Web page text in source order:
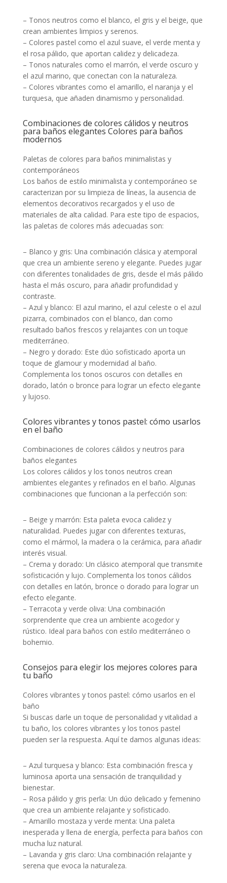
– Tonos neutros como el blanco, el gris y el beige, que
crean ambientes limpios y serenos.
– Colores pastel como el azul suave, el verde menta y
el rosa pálido, que aportan calidez y delicadeza.
– Tonos naturales como el marrón, el verde oscuro y
el azul marino, que conectan con la naturaleza.
– Colores vibrantes como el amarillo, el naranja y el
turquesa, que añaden dinamismo y personalidad.
Combinaciones de colores cálidos y neutros
para baños elegantes Colores para baños
modernos
Paletas de colores para baños minimalistas y
contemporáneos
Los baños de estilo minimalista y contemporáneo se
caracterizan por su limpieza de líneas, la ausencia de
elementos decorativos recargados y el uso de
materiales de alta calidad. Para este tipo de espacios,
las paletas de colores más adecuadas son:
– Blanco y gris: Una combinación clásica y atemporal
que crea un ambiente sereno y elegante. Puedes jugar
con diferentes tonalidades de gris, desde el más pálido
hasta el más oscuro, para añadir profundidad y
contraste.
– Azul y blanco: El azul marino, el azul celeste o el azul
pizarra, combinados con el blanco, dan como
resultado baños frescos y relajantes con un toque
mediterráneo.
– Negro y dorado: Este dúo sofisticado aporta un
toque de glamour y modernidad al baño.
Complementa los tonos oscuros con detalles en
dorado, latón o bronce para lograr un efecto elegante
y lujoso.
Colores vibrantes y tonos pastel: cómo usarlos
en el baño
Combinaciones de colores cálidos y neutros para
baños elegantes
Los colores cálidos y los tonos neutros crean
ambientes elegantes y refinados en el baño. Algunas
combinaciones que funcionan a la perfección son:
– Beige y marrón: Esta paleta evoca calidez y
naturalidad. Puedes jugar con diferentes texturas,
como el mármol, la madera o la cerámica, para añadir
interés visual.
– Crema y dorado: Un clásico atemporal que transmite
sofisticación y lujo. Complementa los tonos cálidos
con detalles en latón, bronce o dorado para lograr un
efecto elegante.
– Terracota y verde oliva: Una combinación
sorprendente que crea un ambiente acogedor y
rústico. Ideal para baños con estilo mediterráneo o
bohemio.
Consejos para elegir los mejores colores para
tu baño
Colores vibrantes y tonos pastel: cómo usarlos en el
baño
Si buscas darle un toque de personalidad y vitalidad a
tu baño, los colores vibrantes y los tonos pastel
pueden ser la respuesta. Aquí te damos algunas ideas:
– Azul turquesa y blanco: Esta combinación fresca y
luminosa aporta una sensación de tranquilidad y
bienestar.
– Rosa pálido y gris perla: Un dúo delicado y femenino
que crea un ambiente relajante y sofisticado.
– Amarillo mostaza y verde menta: Una paleta
inesperada y llena de energía, perfecta para baños con
mucha luz natural.
– Lavanda y gris claro: Una combinación relajante y
serena que evoca la naturaleza.